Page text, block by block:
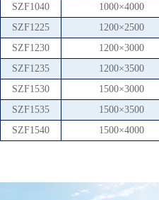
SZF1040
1000×4000
SZF1225
1200×2500
SZF1230
1200×3000
SZF1235
1200×3500
SZF1530
1500×3000
SZF1535
1500×3500
SZF1540
1500×4000